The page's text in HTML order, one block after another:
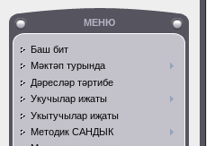
МЕНЮ
Баш бит
Мәктәп турында
Дәресләр тәртибе
Укучылар ижаты
Укытучылар иҗаты
Методик САНДЫК